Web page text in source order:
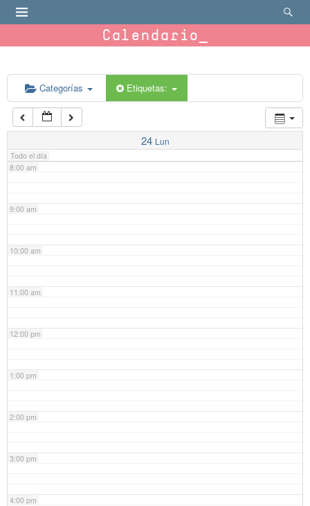
Calendario
Categorías Etiquetas:
24 Lun
Todo el día
6:00 am
7:00 am
8:00 am
9:00 am
10:00 am
11:00 am
12:00 pm
1:00 pm
2:00 pm
3:00 pm
4:00 pm